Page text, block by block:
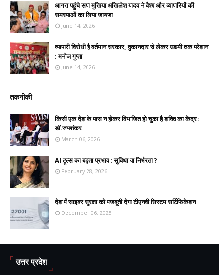
आगरा पहुंचे सपा मुखिया अखिलेश यादव ने वैश्य और व्यापारियों की
समस्याओं का लिया जायजा
June 14, 2026
व्यापारी विरोधी है वर्तमान सरकार, दुकानदार से लेकर उद्यमी तक परेशान
: मनोज गुप्ता
June 14, 2026
तकनीकी
किसी एक देश के पास न होकर विभाजित हो चुका है शक्ति का केंद्र :
डॉ.जयशंकर
March 06, 2026
AI टूल्स का बढ़ता प्रभाव : सुविधा या निर्भरता ?
February 28, 2026
देश में साइबर सुरक्षा को मजबूती देगा टीएनवी सिस्टम सर्टिफिकेशन
December 06, 2025
उत्तर प्रदेश